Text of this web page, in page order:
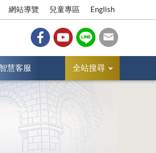
網站導覽 兒童專區 English
智慧客服 全站搜尋